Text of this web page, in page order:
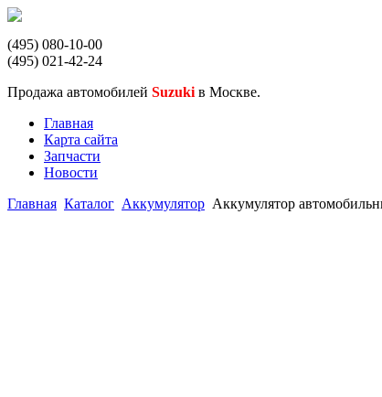
(495) 080-10-00
(495) 021-42-24
Продажа автомобилей Suzuki в Москве.
Главная
Карта сайта
Запчасти
Новости
Главная Каталог Аккумулятор Аккумулятор